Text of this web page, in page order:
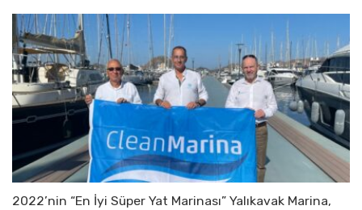
2022’nin “En İyi Süper Yat Marinası” Yalıkavak Marina,